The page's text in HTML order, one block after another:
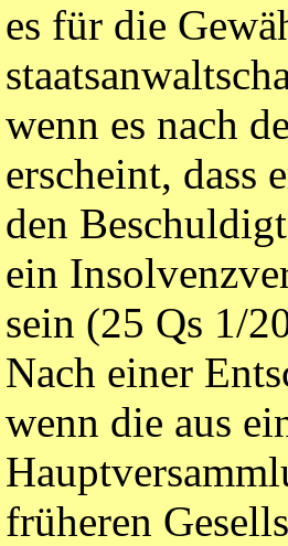
es für die
wenn es nach
erscheint, dass
den
ein
sein (25 Qs 1/
Nach einer
wenn die aus
früheren